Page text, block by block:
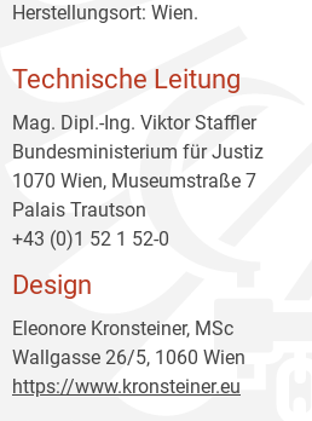
Herstellungsort: Wien.
Technische Leitung
Mag. Dipl.-Ing. Viktor Staffler
Bundesministerium für Justiz
1070 Wien, Museumstraße 7
Palais Trautson
+43 (0)1 52 1 52-0
Design
Eleonore Kronsteiner, MSc
Wallgasse 26/5, 1060 Wien
https://www.kronsteiner.eu